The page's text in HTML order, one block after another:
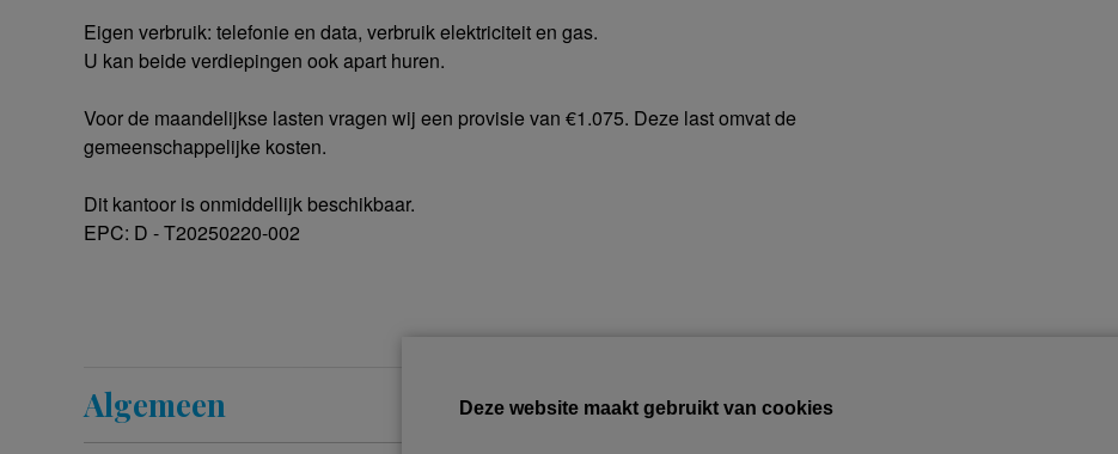
Eigen verbruik: telefonie en data, verbruik elektriciteit en gas.
U kan beide verdiepingen ook apart huren.
Voor de maandelijkse lasten vragen wij een provisie van €1.075. Deze last omvat de
gemeenschappelijke kosten.
Dit kantoor is onmiddellijk beschikbaar.
EPC: D - T20250220-002
Algemeen
Deze website maakt gebruikt van cookies